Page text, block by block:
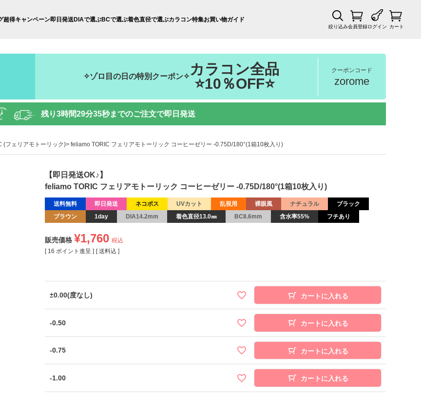
超得キャンペーン即日発送DIAで選ぶBCで選ぶ着色直径で選ぶカラコン特集お買い物ガイド
絞り込み会員登録ログイン カート
✧ゾロ目の日の特別クーポン✧ カラコン全品
⭐10％OFF⭐
クーポンコード
zorome
残り3時間29分34秒までのご注文で即日発送
(フェリアモトーリック) feliamo TORIC フェリアモトーリック コーヒーゼリー -0.75D/180°(1箱10枚入り)
【即日発送OK♪】
feliamo TORIC フェリアモトーリック コーヒーゼリー -0.75D/180°(1箱10枚入り)
送料無料 即日発送 ネコポス UVカット 乱視用 裸眼風 ナチュラル
ブラック
ブラウン
1day DIA14.2mm 着色直径13.0㎜ BC8.6mm 含水率55% フチあり
販売価格 ¥1,760 税込
[ 16 ポイント進呈 ] 送料込
±0.00(度なし) カートに入れる
-0.50 カートに入れる
-0.75 カートに入れる
-1.00 カートに入れる